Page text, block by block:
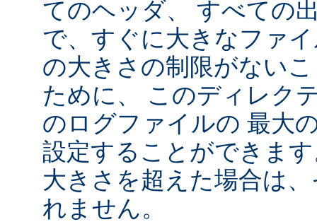
てのヘッダ、 すべての
で、すぐに大きなファ
の大きさの制限がない
ために、 このディレク
のログファイルの 最大
設定することができま
大きさを超えた場合は
れません。